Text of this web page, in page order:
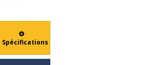
Spécifications